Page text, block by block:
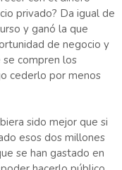
privado? Da igual de
y ganó la que
de negocio y
compren los
cederlo por menos
sido mejor que si
esos dos millones
se han gastado en